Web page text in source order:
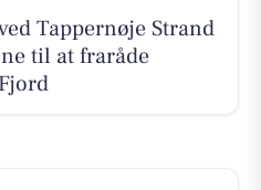
Tappernøje Strand
til at fraråde